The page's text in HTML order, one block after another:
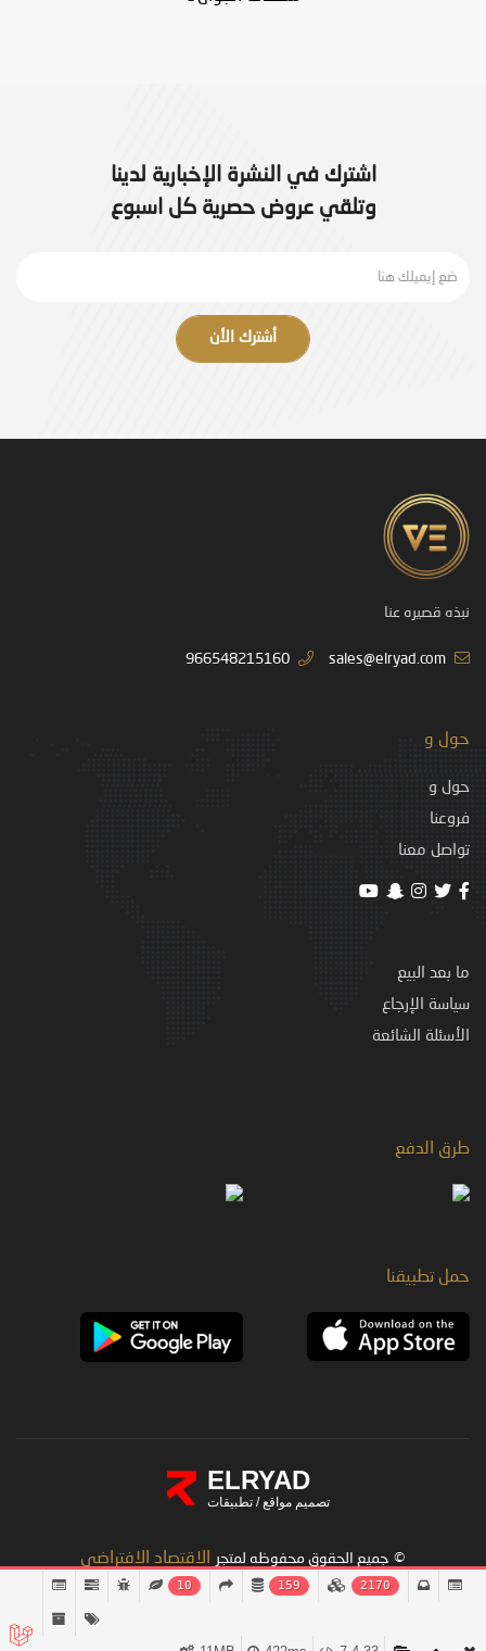
اشترك في النشرة الإخبارية لدينا
وتلقي عروض حصرية كل اسبوع
أشترك الأن
نبذه قصيره عنا
sales@elryad.com
966548215160
حول و
حول و
فروعنا
تواصل معنا
ما بعد البيع
سياسة الإرجاع
الأسئلة الشائعة
طرق الدفع
حمل تطبيقنا
© جميع الحقوق محفوظه لمتجر الاقتصاد الافتراضى
ELRYAD
تصميم مواقع/ تطبيقات
10 159 2170